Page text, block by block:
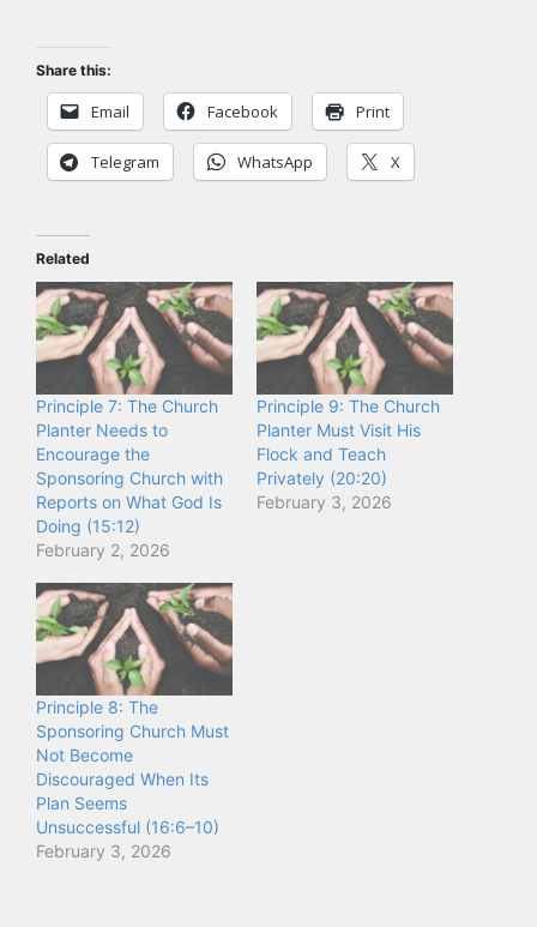
Share this:
Email Facebook Print
Telegram WhatsApp X
Related
Principle 7: The Church
Planter Needs to
Encourage the
Sponsoring Church with
Reports on What God Is
Doing (15:12)
February 2, 2026
Principle 9: The Church
Planter Must Visit His
Flock and Teach
Privately (20:20)
February 3, 2026
Principle 8: The
Sponsoring Church Must
Not Become
Discouraged When Its
Plan Seems
Unsuccessful (16:6–10)
February 3, 2026